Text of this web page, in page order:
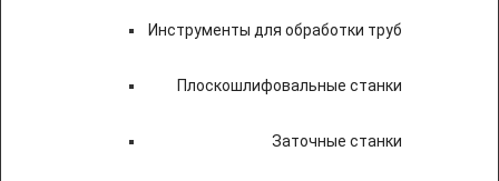
Инструменты для обработки труб
Плоскошлифовальные станки
Заточные станки